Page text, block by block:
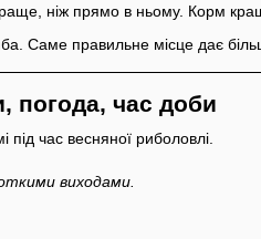
ніж прямо в ньому. Корм
правильне місце дає
погода, час доби
виходами.